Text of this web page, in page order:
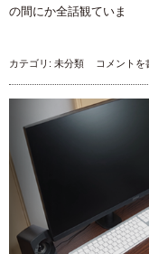
の間にか全話観ていま
カテゴリ: 未分類 コメントを